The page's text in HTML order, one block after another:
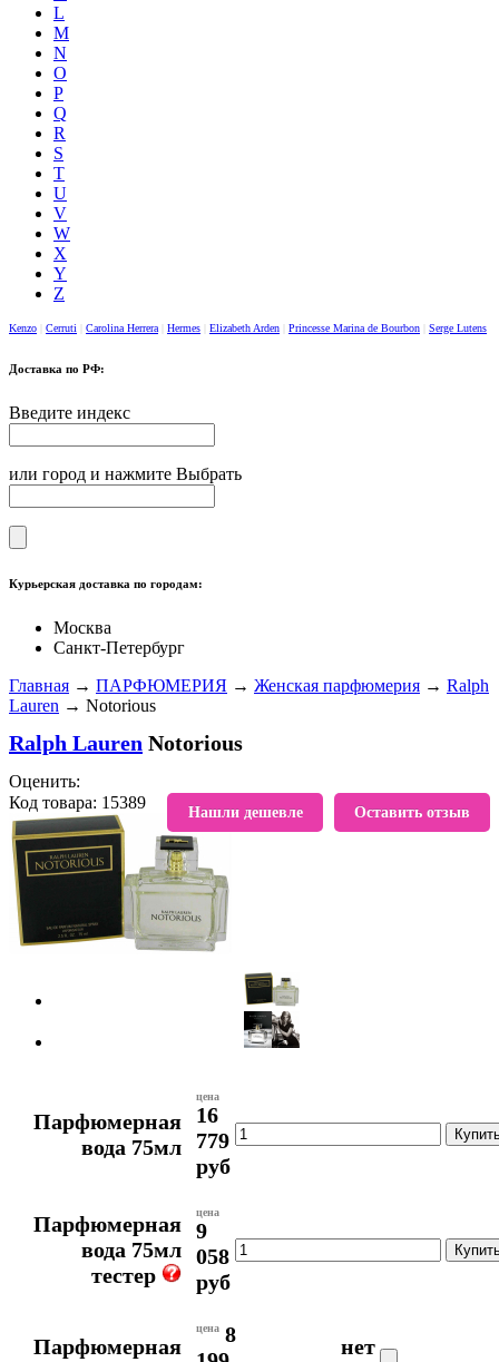
L
M
N
O
P
Q
R
S
T
U
V
W
X
Y
Z
Kenzo Cerruti Carolina Herrera Hermes Elizabeth Arden Princesse Marina de Bourbon Serge Lutens
Доставка по РФ:
Введите индекс
или город и нажмите Выбрать
Курьерская доставка по городам:
Москва
Санкт-Петербург
Главная → ПАРФЮМЕРИЯ → Женская парфюмерия → Ralph
Lauren → Notorious
Ralph Lauren Notorious
Оставить отзыв
Нашли дешевле
Оценить:
Код товара: 15389
В избранное
Парфюмерная
вода 75мл
цена
16
779
руб
Парфюмерная
вода 75мл
тестер
цена
9
058
руб
Парфюмерная
цена 8
нет